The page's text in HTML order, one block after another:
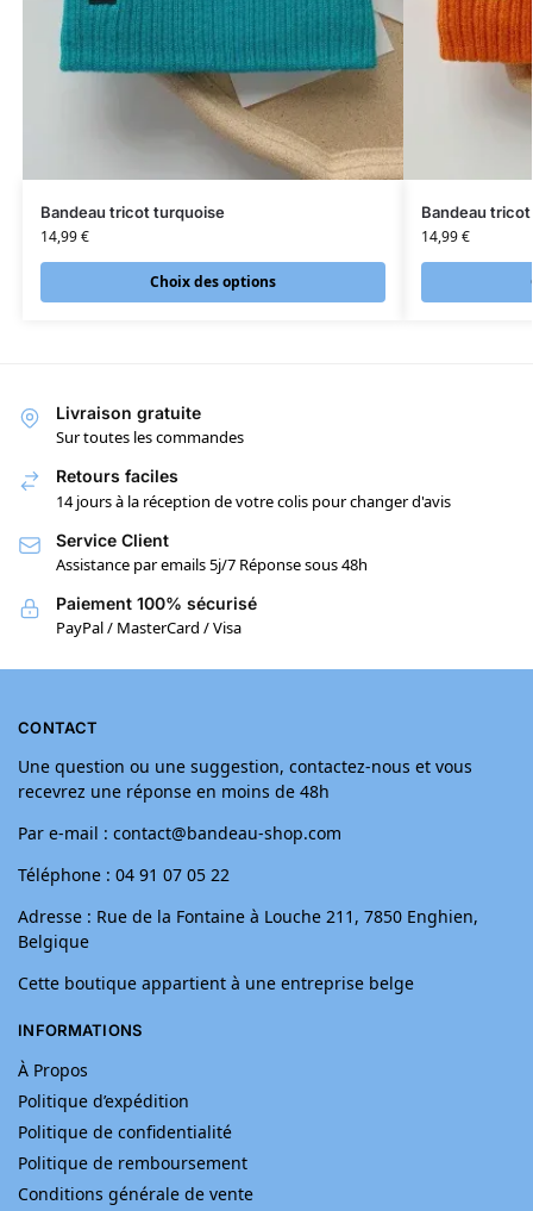
Bandeau tricot turquoise
14,99€
Choix des options
Bandeau
14,99€
Livraison gratuite
Sur toutes les commandes
Retours faciles
14 jours à la réception de votre colis pour changer d'avis
Service Client
Assistance par emails 5j/7 Réponse sous 48h
Paiement 100% sécurisé
PayPal / MasterCard / Visa
CONTACT
Une question ou une suggestion, contactez-nous et vous
recevrez une réponse en moins de 48h
Par e-mail : contact@bandeau-shop.com
Téléphone : 04 91 07 05 22
Adresse : Rue de la Fontaine à Louche 211, 7850 Enghien,
Belgique
Cette boutique appartient à une entreprise belge
INFORMATIONS
À Propos
Politique d’expédition
Politique de confidentialité
Politique de remboursement
Conditions générale de vente